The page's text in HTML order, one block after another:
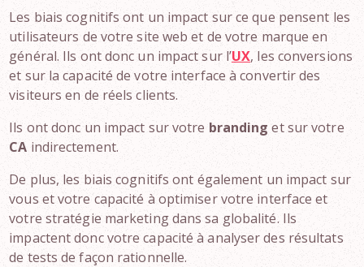
Les biais cognitifs ont un impact sur ce que pensent les
utilisateurs de votre site web et de votre marque en
général. Ils ont donc un impact sur l’UX, les conversions
et sur la capacité de votre interface à convertir des
visiteurs en de réels clients.
Ils ont donc un impact sur votre branding et sur votre
CA indirectement.
De plus, les biais cognitifs ont également un impact sur
vous et votre capacité à optimiser votre interface et
votre stratégie marketing dans sa globalité. Ils
impactent donc votre capacité à analyser des résultats
de tests de façon rationnelle.